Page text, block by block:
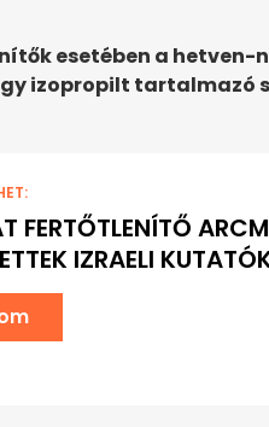
esetében a hetven-
izopropilt tartalmazó
FERTŐTLENÍTŐ
IZRAELI